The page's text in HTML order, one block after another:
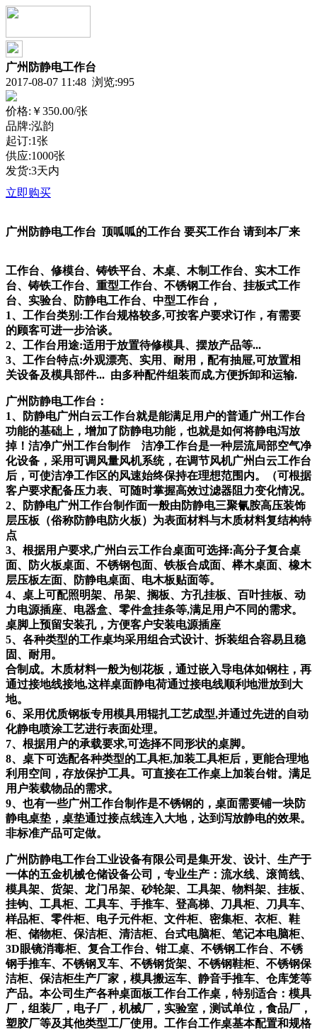
广州防静电工作台
2017-08-07 11:48 浏览:995
价格: ￥350.00/张
品牌:泓韵
起订:1张
供应:1000张
发货:3天内
立即购买
广州防静电工作台 顶呱呱的工作台 要买工作台 请到本厂来
工作台、修模台、铸铁平台、木桌、木制工作台、实木工作
台、铸铁工作台、重型工作台、不锈钢工作台、挂板式工作
台、实验台、防静电工作台、中型工作台，
1、工作台类别:工作台规格较多,可按客户要求订作，有需要
的顾客可进一步洽谈。
2、工作台用途:适用于放置待修模具、摆放产品等...
3、工作台特点:外观漂亮、实用、耐用，配有抽屉,可放置相
关设备及模具部件... 由多种配件组装而成,方便拆卸和运输.
广州防静电工作台：
1、防静电广州白云工作台就是能满足用户的普通广州工作台
功能的基础上，增加了防静电功能，也就是如何将静电泻放
掉！洁净广州工作台制作 洁净工作台是一种层流局部空气净
化设备，采用可调风量风机系统，在调节风机广州白云工作台
后，可使洁净工作区的风速始终保持在理想范围内。（可根据
客户要求配备压力表、可随时掌握高效过滤器阻力变化情况。
2、防静电广州工作台制作面一般由防静电三聚氰胺高压装饰
层压板（俗称防静电防火板）为表面材料与木质材料复结构特
点
3、根据用户要求,广州白云工作台桌面可选择:高分子复合桌
面、防火板桌面、不锈钢包面、铁板合成面、榉木桌面、橡木
层压板左面、防静电桌面、电木板贴面等。
4、桌上可配照明架、吊架、搁板、方孔挂板、百叶挂板、动
力电源插座、电器盒、零件盒挂条等,满足用户不同的需求。
桌脚上预留安装孔，方便客户安装电源插座
5、各种类型的工作桌均采用组合式设计、拆装组合容易且稳
固、耐用。
合制成。木质材料一般为刨花板，通过嵌入导电体如钢柱，再
通过接地线接地,这样桌面静电荷通过接电线顺利地泄放到大
地。
6、采用优质钢板专用模具用辊扎工艺成型,并通过先进的自动
化静电喷涂工艺进行表面处理。
7、根据用户的承载要求,可选择不同形状的桌脚。
8、桌下可选配各种类型的工具柜,加装工具柜后，更能合理地
利用空间，存放保护工具。可直接在工作桌上加装台钳。满足
用户装载物品的需求。
9、也有一些广州工作台制作是不锈钢的，桌面需要铺一块防
静电桌垫，桌垫通过接点线连入大地，达到泻放静电的效果。
非标准产品可定做。
广州防静电工作台工业设备有限公司是集开发、设计、生产于
一体的五金机械仓储设备公司，专业生产：流水线、滚筒线、
模具架、货架、龙门吊架、砂轮架、工具架、物料架、挂板、
挂钩、工具柜、工具车、手推车、登高梯、刀具柜、刀具车、
样品柜、零件柜、电子元件柜、文件柜、密集柜、衣柜、鞋
柜、储物柜、保洁柜、清洁柜、台式电脑柜、笔记本电脑柜、
3D眼镜消毒柜、复合工作台、钳工桌、不锈钢工作台、不锈
钢手推车、不锈钢叉车、不锈钢货架、不锈钢鞋柜、不锈钢保
洁柜、保洁柜生产厂家，模具搬运车、静音手推车、仓库笼等
产品。本公司生产各种桌面板工作台工作桌，特别适合：模具
厂，组装厂，电子厂，机械厂，实验室，测试单位，食品厂，
塑胶厂等及其他类型工厂使用。工作台工作桌基本配置和规格